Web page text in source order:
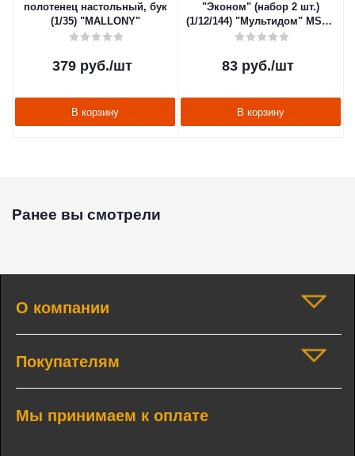
полотенец настольный, бук
(1/35) "MALLONY"
379 руб./шт
В корзину
"Эконом" (набор 2 шт.)
(1/12/144) "Мультидом" MS13-
120
83 руб./шт
В корзину
Ранее вы смотрели
О компании
Покупателям
Мы принимаем к оплате